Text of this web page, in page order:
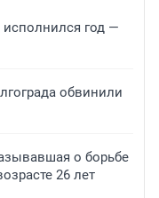
год —
обвинили
о борьбе
26 лет